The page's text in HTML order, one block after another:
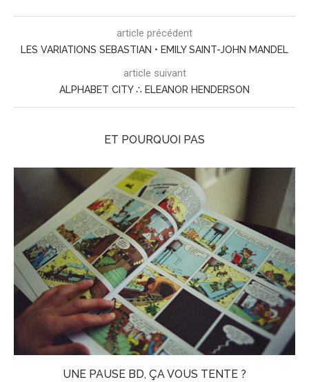
article précédent
LES VARIATIONS SEBASTIAN • EMILY SAINT-JOHN MANDEL
article suivant
ALPHABET CITY ∴ ELEANOR HENDERSON
ET POURQUOI PAS
UNE PAUSE BD, ÇA VOUS TENTE ?